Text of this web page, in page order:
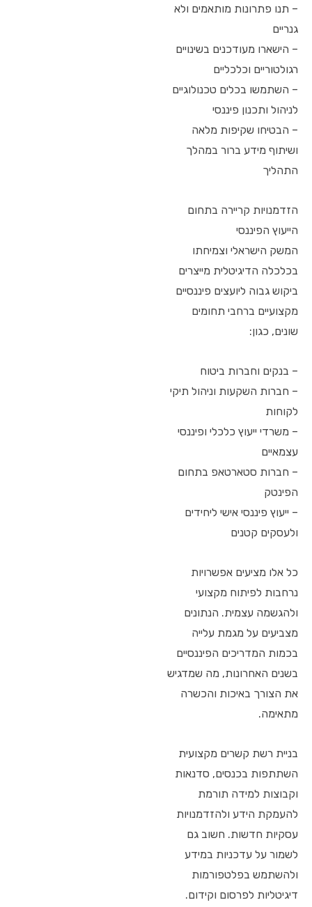
– תנו פתרונות מותאמים ולא
גנריים
– הישארו מעודכנים בשינויים
רגולטוריים וכלכליים
– השתמשו בכלים טכנולוגיים
לניהול ותכנון פיננסי
– הבטיחו שקיפות מלאה
ושיתוף מידע ברור במהלך
התהליך
הזדמנויות קריירה בתחום
הייעוץ הפיננסי
המשק הישראלי וצמיחתו
בכלכלה הדיגיטלית מייצרים
ביקוש גבוה ליועצים פיננסיים
מקצועיים ברחבי תחומים
שונים, כגון:
– בנקים וחברות ביטוח
– חברות השקעות וניהול תיקי
לקוחות
– משרדי ייעוץ כלכלי ופיננסי
עצמאיים
– חברות סטארטאפ בתחום
הפינטק
– ייעוץ פיננסי אישי ליחידים
ולעסקים קטנים
כל אלו מציעים אפשרויות
נרחבות לפיתוח מקצועי
ולהגשמה עצמית. הנתונים
מצביעים על מגמת עלייה
בכמות המדריכים הפיננסיים
בשנים האחרונות, מה שמדגיש
את הצורך באיכות והכשרה
מתאימה.
בניית רשת קשרים מקצועית
השתתפות בכנסים, סדנאות
וקבוצות למידה תורמת
להעמקת הידע ולהזדמנויות
עסקיות חדשות. חשוב גם
לשמור על עדכניות במידע
ולהשתמש בפלטפורמות
דיגיטליות לפרסום וקידום.